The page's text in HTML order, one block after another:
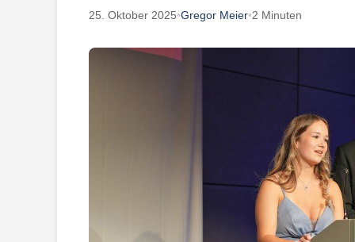
25. Oktober 2025•Gregor Meier•2 Minuten